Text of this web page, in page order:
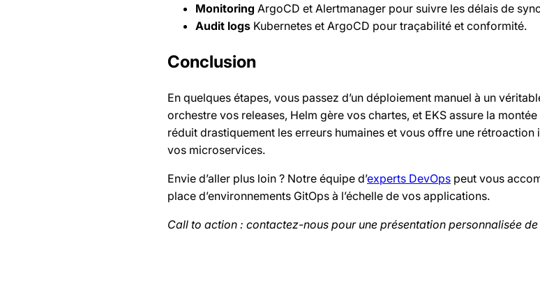
Monitoring ArgoCD et Alertmanager pour suivre les délais de
Audit logs Kubernetes et ArgoCD pour traçabilité et conformité.
Conclusion
En quelques étapes, vous passez d’un déploiement manuel à un
orchestre vos releases, Helm gère vos chartes, et EKS assure la
réduit drastiquement les erreurs humaines et vous offre une rétroaction
vos microservices.
Envie d’aller plus loin ? Notre équipe d’experts DevOps peut vous
place d’environnements GitOps à l’échelle de vos applications.
Call to action : contactez-nous pour une présentation personnalisée